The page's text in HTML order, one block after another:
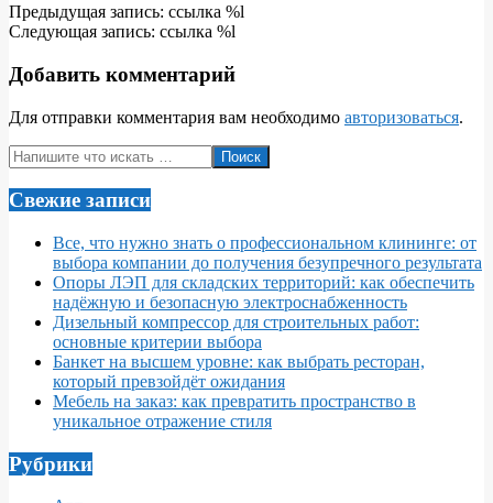
2019-
03-
Предыдущая запись: ссылка %l
Следующая запись: ссылка %l
Добавить комментарий
Для отправки комментария вам необходимо авторизоваться.
Поиск
Свежие записи
Все, что нужно знать о профессиональном клининге: от
выбора компании до получения безупречного результата
Опоры ЛЭП для складских территорий: как обеспечить
надёжную и безопасную электроснабженность
Дизельный компрессор для строительных работ:
основные критерии выбора
Банкет на высшем уровне: как выбрать ресторан,
который превзойдёт ожидания
Мебель на заказ: как превратить пространство в
уникальное отражение стиля
Рубрики